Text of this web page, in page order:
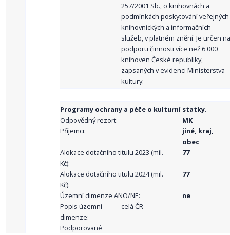
257/2001 Sb., o knihovnách a
podmínkách poskytování veřejných
knihovnických a informačních
služeb, v platném znění. Je určen na
podporu činnosti více než 6 000
knihoven České republiky,
zapsaných v evidenci Ministerstva
kultury.
Programy ochrany a péče o kulturní statky.
Odpovědný rezort:
MK
Příjemci:
jiné, kraj,
obec
Alokace dotačního titulu 2023 (mil.
Kč):
77
Alokace dotačního titulu 2024 (mil.
Kč):
77
Územní dimenze ANO/NE:
ne
Popis územní
dimenze:
celá ČR
Podporované